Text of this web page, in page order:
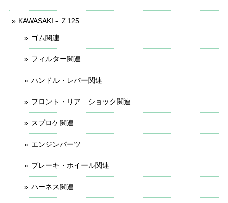
KAWASAKI - Ｚ125
ゴム関連
フィルター関連
ハンドル・レバー関連
フロント・リア ショック関連
スプロケ関連
エンジンパーツ
ブレーキ・ホイール関連
ハーネス関連